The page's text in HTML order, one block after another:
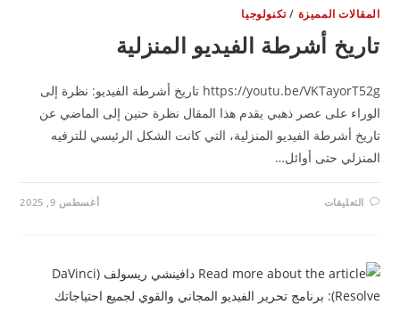
إجابات
دكتور
وباحث
متخصص
المميزة/تكنولوجيا
أشرطة الفيديو المنزلية
https://youtu.be/VKTayorT52g تاريخ أشرطة الفيديو: نظرة إلى
على عصر ذهبي يقدم هذا المقال نظرة حنين إلى الماضي عن
أشرطة الفيديو المنزلية، التي كانت الشكل الرئيسي للترفيه
حتى أوائل…
التعليقاتعلى
تاريخ
أغسطس 9, 2025